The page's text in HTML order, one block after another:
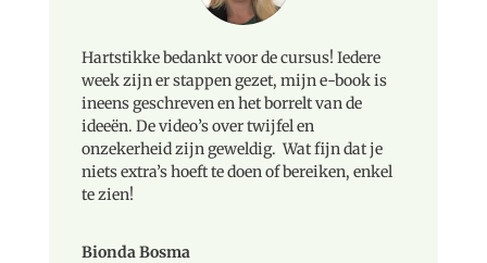
Hartstikke bedankt voor de cursus! Iedere
week zijn er stappen gezet, mijn e-book is
ineens geschreven en het borrelt van de
ideeën. De video’s over twijfel en
onzekerheid zijn geweldig. Wat fijn dat je
niets extra’s hoeft te doen of bereiken, enkel
te zien!
Bionda Bosma